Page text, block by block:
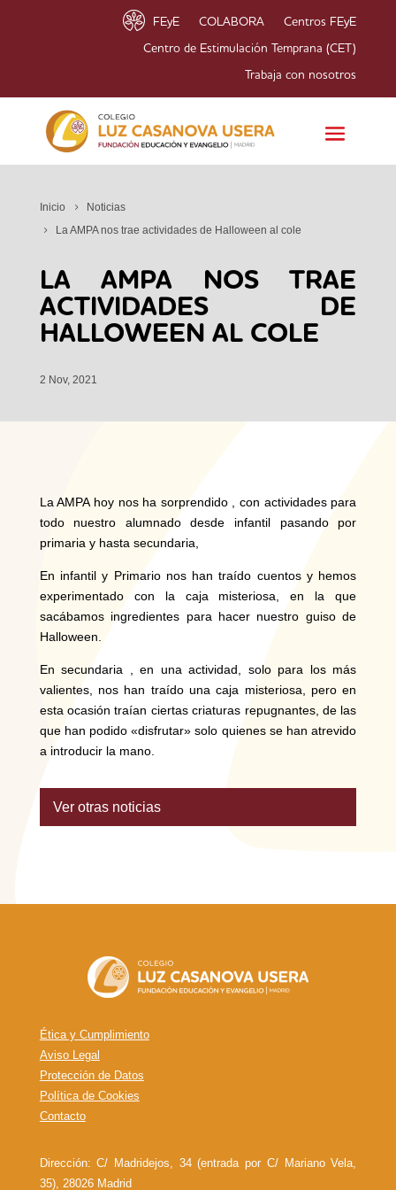
FEyE COLABORA Centros FEyE
Centro de Estimulación Temprana (CET)
Trabaja con nosotros
Inicio
Noticias
La AMPA nos trae actividades de Halloween al cole
LA AMPA NOS TRAE
ACTIVIDADES DE
HALLOWEEN AL COLE
2 Nov, 2021
La AMPA hoy nos ha sorprendido , con actividades para
todo nuestro alumnado desde infantil pasando por
primaria y hasta secundaria,
En infantil y Primario nos han traído cuentos y hemos
experimentado con la caja misteriosa, en la que
sacábamos ingredientes para hacer nuestro guiso de
Halloween.
En secundaria , en una actividad, solo para los más
valientes, nos han traído una caja misteriosa, pero en
esta ocasión traían ciertas criaturas repugnantes, de las
que han podido «disfrutar» solo quienes se han atrevido
a introducir la mano.
Ver otras noticias
Ética y Cumplimiento
Aviso Legal
Protección de Datos
Política de Cookies
Contacto
Dirección: C/ Madridejos, 34 (entrada por C/ Mariano Vela,
35), 28026 Madrid